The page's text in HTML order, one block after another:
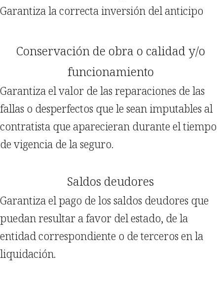
Garantiza la correcta inversión del anticipo
Conservación de obra o calidad y/o
funcionamiento
Garantiza el valor de las reparaciones de las
fallas o desperfectos que le sean imputables al
contratista que aparecieran durante el tiempo
de vigencia de la seguro.
Saldos deudores
Garantiza el pago de los saldos deudores que
puedan resultar a favor del estado, de la
entidad correspondiente o de terceros en la
liquidación.